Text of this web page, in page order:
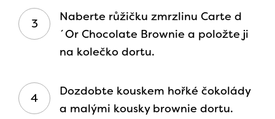
Naberte růžičku zmrzlinu Carte d
´Or Chocolate Brownie a položte ji
na kolečko dortu.
Dozdobte kouskem hořké čokolády
a malými kousky brownie dortu.